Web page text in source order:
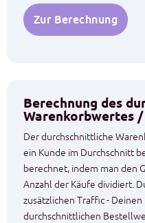
Zur Berechnung
Berechnung des
Warenkorbwertes
Der durchschnittliche
ein Kunde im Durchschnitt
berechnet, indem man den
Anzahl der Käufe dividiert.
zusätzlichen Traffic -
durchschnittlichen